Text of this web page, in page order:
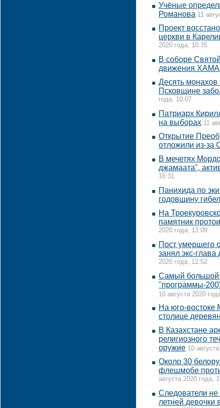
Учёные
Романова 11
Проект
церкви в
2020 года, 10:35
В соборе
движения
Десять
Псковщине
года, 10:07
Патриарх
на выборах 11
Открытие
отложили из-за
В мечетях
джамаата",
16:31
Панихида по
годовщину
На
памятник
2020 года, 13:09
Пост умершего
занял экс-глава
2020 года, 12:52
Самый большой
"программы-
10 августа 2020
На юго-
столице
В Казахстане
религиозного
оружие 10
Около 30
флешмобе
августа 2020 года,
Следователи
летней